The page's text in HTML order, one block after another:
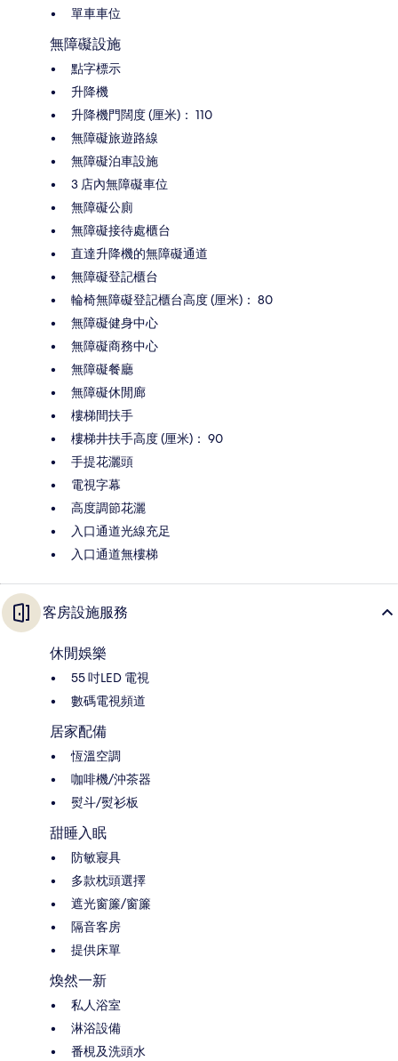
單車車位
無障礙設施
點字標示
升降機
升降機門闊度 (厘米)： 110
無障礙旅遊路線
無障礙泊車設施
3 店內無障礙車位
無障礙公廁
無障礙接待處櫃台
直達升降機的無障礙通道
無障礙登記櫃台
輪椅無障礙登記櫃台高度 (厘米)： 80
無障礙健身中心
無障礙商務中心
無障礙餐廳
無障礙休閒廊
樓梯間扶手
樓梯井扶手高度 (厘米)： 90
手提花灑頭
電視字幕
高度調節花灑
入口通道光線充足
入口通道無樓梯
客房設施服務
休閒娛樂
55 吋LED 電視
數碼電視頻道
居家配備
恆溫空調
咖啡機/沖茶器
熨斗/熨衫板
甜睡入眠
防敏寢具
多款枕頭選擇
遮光窗簾/窗簾
隔音客房
提供床單
煥然一新
私人浴室
淋浴設備
番梘及洗頭水